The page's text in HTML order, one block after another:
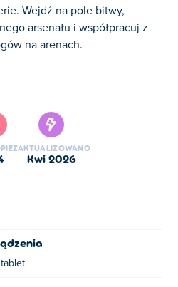
Wejdź na pole bitwy,
arsenału i współpracuj z
na arenach.
wybierz odpowiednie
i rozwalaj potwory na
broń, strzelaj i
Guns?
w lewo lub joysticka, aby się
ZAKTUALIZOWANO
kwi 2026